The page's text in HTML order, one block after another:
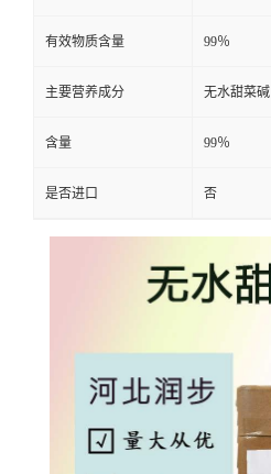
有效物质含量 99％
主要营养成分 无水甜菜碱
含量 99％
是否进口 否